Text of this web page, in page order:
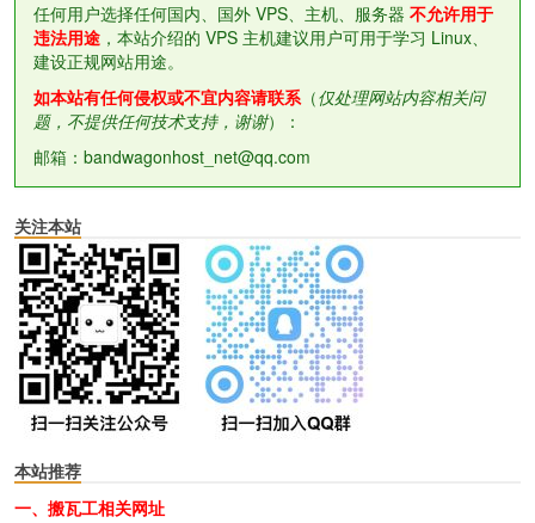
任何用户选择任何国内、国外 VPS、主机、服务器 不允许用于
违法用途 ，本站介绍的 VPS 主机建议用户可用于学习 Linux、
建设正规网站用途。
如本站有任何侵权或不宜内容请联系（仅处理网站内容相关问
题，不提供任何技术支持，谢谢）：
邮箱：bandwagonhost_net@qq.com
关注本站
本站推荐
一、搬瓦工相关网址